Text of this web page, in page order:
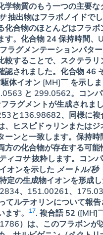
学物質のもう一つの主要な
抽出物はフラボノイドで
化合物のほとんどはフラボ
す。化合物 24 保持時間、
ラグメンテーションパタ
較することで、スクテラリ
認されました。化合物46
体イオン [MH]￣ を示しま
と 299.0562。コンパ
ラグメントが生成されま
と136.98682、同様に複
、ヒスピドゥリンまたはジ
ーンと一致します。保持時
方の化合物が存在する可能
ィコサ抜粋します。コン
オンを示した メートル/秒
定の生成物イオンを形成し
、151.00261、
てルテオリンについて報告
す。
17. 複合語 52 ([MH]
）は、このフラボンが